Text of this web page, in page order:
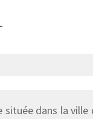
dans la ville